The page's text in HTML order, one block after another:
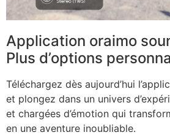
Application oraimo
Plus d’options
Téléchargez dès aujourd’hui
et plongez dans un univers
et chargées d’émotion qui
en une aventure inoubliable.